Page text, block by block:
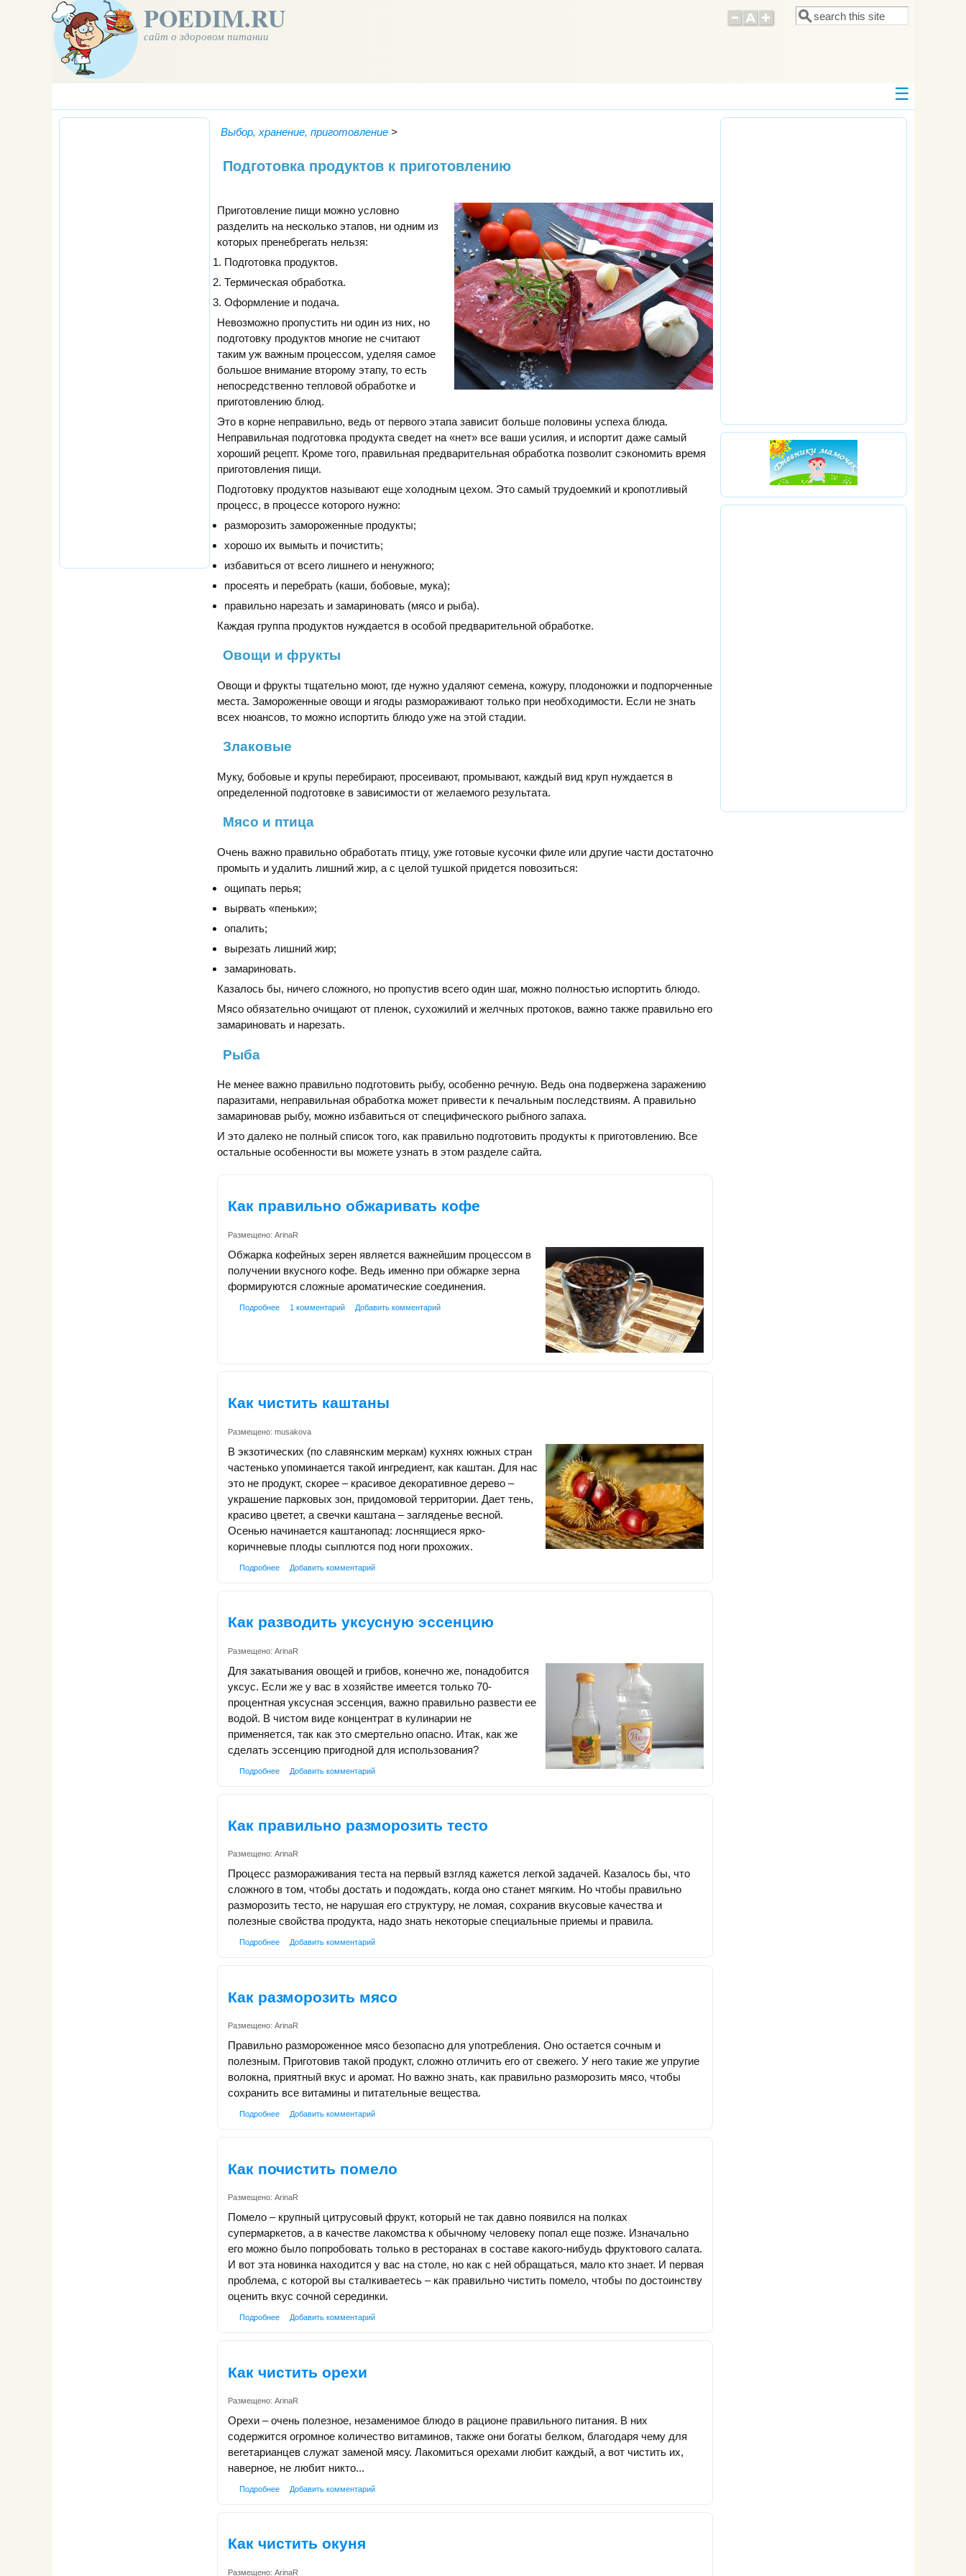
POEDIM.RU
сайт о здоровом питании
Форма поиска
Поиск
Выбор, хранение, приготовление >
Подготовка продуктов к приготовлению
Приготовление пищи можно условно
разделить на несколько этапов, ни одним из
которых пренебрегать нельзя:
Подготовка продуктов.
Термическая обработка.
Оформление и подача.
Невозможно пропустить ни один из них, но
подготовку продуктов многие не считают
таким уж важным процессом, уделяя самое
большое внимание второму этапу, то есть
непосредственно тепловой обработке и
приготовлению блюд.
Это в корне неправильно, ведь от первого этапа зависит больше половины успеха блюда.
Неправильная подготовка продукта сведет на «нет» все ваши усилия, и испортит даже самый
хороший рецепт. Кроме того, правильная предварительная обработка позволит сэкономить время
приготовления пищи.
Подготовку продуктов называют еще холодным цехом. Это самый трудоемкий и кропотливый
процесс, в процессе которого нужно:
разморозить замороженные продукты;
хорошо их вымыть и почистить;
избавиться от всего лишнего и ненужного;
просеять и перебрать (каши, бобовые, мука);
правильно нарезать и замариновать (мясо и рыба).
Каждая группа продуктов нуждается в особой предварительной обработке.
Овощи и фрукты
Овощи и фрукты тщательно моют, где нужно удаляют семена, кожуру, плодоножки и подпорченные
места. Замороженные овощи и ягоды размораживают только при необходимости. Если не знать
всех нюансов, то можно испортить блюдо уже на этой стадии.
Злаковые
Муку, бобовые и крупы перебирают, просеивают, промывают, каждый вид круп нуждается в
определенной подготовке в зависимости от желаемого результата.
Мясо и птица
Очень важно правильно обработать птицу, уже готовые кусочки филе или другие части достаточно
промыть и удалить лишний жир, а с целой тушкой придется повозиться:
ощипать перья;
вырвать «пеньки»;
опалить;
вырезать лишний жир;
замариновать.
Казалось бы, ничего сложного, но пропустив всего один шаг, можно полностью испортить блюдо.
Мясо обязательно очищают от пленок, сухожилий и желчных протоков, важно также правильно его
замариновать и нарезать.
Рыба
Не менее важно правильно подготовить рыбу, особенно речную. Ведь она подвержена заражению
паразитами, неправильная обработка может привести к печальным последствиям. А правильно
замариновав рыбу, можно избавиться от специфического рыбного запаха.
И это далеко не полный список того, как правильно подготовить продукты к приготовлению. Все
остальные особенности вы можете узнать в этом разделе сайта.
Как правильно обжаривать кофе
Размещено: ArinaR
Обжарка кофейных зерен является важнейшим процессом в
получении вкусного кофе. Ведь именно при обжарке зерна
формируются сложные ароматические соединения.
Подробнее 1 комментарий Добавить комментарий
Как чистить каштаны
Размещено: musakova
В экзотических (по славянским меркам) кухнях южных стран
частенько упоминается такой ингредиент, как каштан. Для нас
это не продукт, скорее – красивое декоративное дерево –
украшение парковых зон, придомовой территории. Дает тень,
красиво цветет, а свечки каштана – загляденье весной.
Осенью начинается каштанопад: лоснящиеся ярко-
коричневые плоды сыплются под ноги прохожих.
Подробнее Добавить комментарий
Как разводить уксусную эссенцию
Размещено: ArinaR
Для закатывания овощей и грибов, конечно же, понадобится
уксус. Если же у вас в хозяйстве имеется только 70-
процентная уксусная эссенция, важно правильно развести ее
водой. В чистом виде концентрат в кулинарии не
применяется, так как это смертельно опасно. Итак, как же
сделать эссенцию пригодной для использования?
Подробнее Добавить комментарий
Как правильно разморозить тесто
Размещено: ArinaR
Процесс размораживания теста на первый взгляд кажется легкой задачей. Казалось бы, что
сложного в том, чтобы достать и подождать, когда оно станет мягким. Но чтобы правильно
разморозить тесто, не нарушая его структуру, не ломая, сохранив вкусовые качества и
полезные свойства продукта, надо знать некоторые специальные приемы и правила.
Подробнее Добавить комментарий
Как разморозить мясо
Размещено: ArinaR
Правильно размороженное мясо безопасно для употребления. Оно остается сочным и
полезным. Приготовив такой продукт, сложно отличить его от свежего. У него такие же упругие
волокна, приятный вкус и аромат. Но важно знать, как правильно разморозить мясо, чтобы
сохранить все витамины и питательные вещества.
Подробнее Добавить комментарий
Как почистить помело
Размещено: ArinaR
Помело – крупный цитрусовый фрукт, который не так давно появился на полках
супермаркетов, а в качестве лакомства к обычному человеку попал еще позже. Изначально
его можно было попробовать только в ресторанах в составе какого-нибудь фруктового салата.
И вот эта новинка находится у вас на столе, но как с ней обращаться, мало кто знает. И первая
проблема, с которой вы сталкиваетесь – как правильно чистить помело, чтобы по достоинству
оценить вкус сочной серединки.
Подробнее Добавить комментарий
Как чистить орехи
Размещено: ArinaR
Орехи – очень полезное, незаменимое блюдо в рационе правильного питания. В них
содержится огромное количество витаминов, также они богаты белком, благодаря чему для
вегетарианцев служат заменой мясу. Лакомиться орехами любит каждый, а вот чистить их,
наверное, не любит никто...
Подробнее Добавить комментарий
Как чистить окуня
Размещено: ArinaR